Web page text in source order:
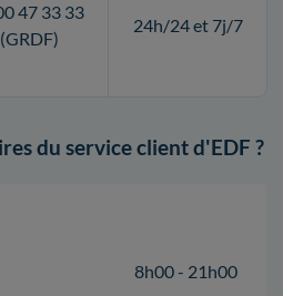
47 33 33
(GRDF)
24h/24 et 7j/7
du service client d'EDF ?
8h00 - 21h00